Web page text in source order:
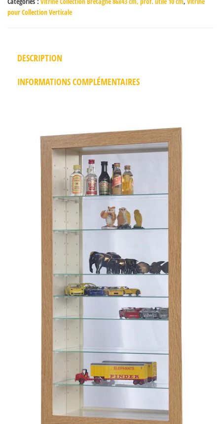
pour Collection Verticale
DESCRIPTION
INFORMATIONS COMPLÉMENTAIRES